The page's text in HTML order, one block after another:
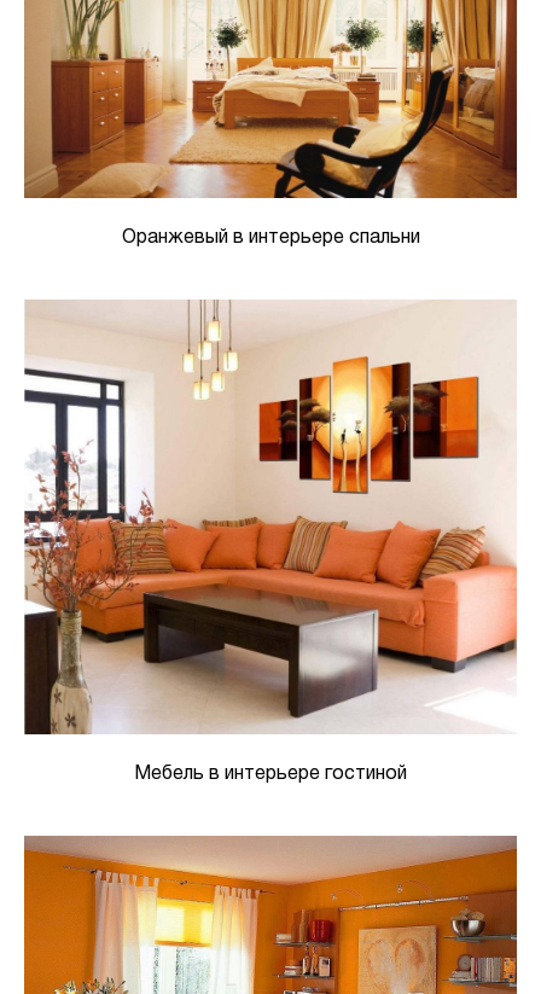
Оранжевый в интерьере спальни
Мебель в интерьере гостиной